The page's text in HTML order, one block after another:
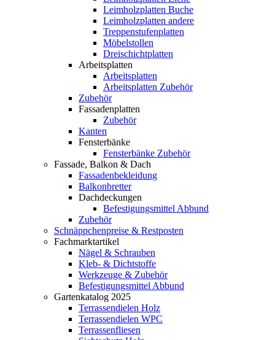
Leimholzplatten Buche
Leimholzplatten andere
Treppenstufenplatten
Möbelstollen
Dreischichtplatten
Arbeitsplatten
Arbeitsplatten
Arbeitsplatten Zubehör
Zubehör
Fassadenplatten
Zubehör
Kanten
Fensterbänke
Fensterbänke Zubehör
Fassade, Balkon & Dach
Fassadenbekleidung
Balkonbretter
Dachdeckungen
Befestigungsmittel Abbund
Zubehör
Schnäppchenpreise & Restposten
Fachmarktartikel
Nägel & Schrauben
Kleb- & Dichtstoffe
Werkzeuge & Zubehör
Befestigungsmittel Abbund
Gartenkatalog 2025
Terrassendielen Holz
Terrassendielen WPC
Terrassenfliesen